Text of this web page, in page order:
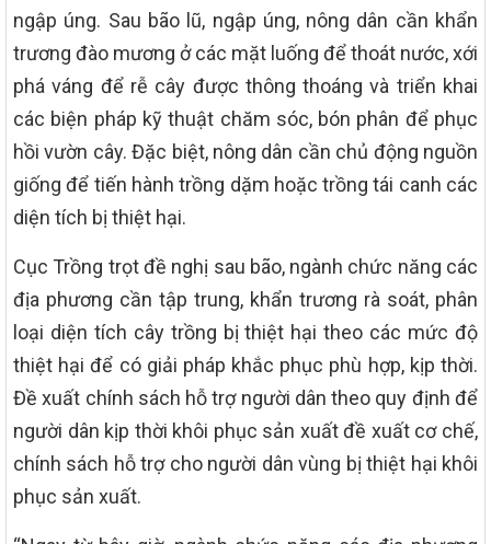
ngập úng. Sau bão lũ, ngập úng, nông dân cần khẩn
trương đào mương ở các mặt luống để thoát nước, xới
phá váng để rễ cây được thông thoáng và triển khai
các biện pháp kỹ thuật chăm sóc, bón phân để phục
hồi vườn cây. Đặc biệt, nông dân cần chủ động nguồn
giống để tiến hành trồng dặm hoặc trồng tái canh các
diện tích bị thiệt hại.
Cục Trồng trọt đề nghị sau bão, ngành chức năng các
địa phương cần tập trung, khẩn trương rà soát, phân
loại diện tích cây trồng bị thiệt hại theo các mức độ
thiệt hại để có giải pháp khắc phục phù hợp, kịp thời.
Đề xuất chính sách hỗ trợ người dân theo quy định để
người dân kịp thời khôi phục sản xuất đề xuất cơ chế,
chính sách hỗ trợ cho người dân vùng bị thiệt hại khôi
phục sản xuất.